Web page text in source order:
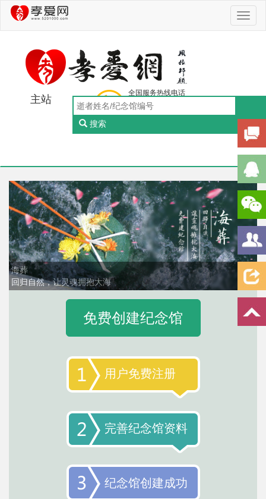
主站
搜索
全国服务热线电话
0756-5505888
工作日：9:00-18:00（周一至周五）
2 / 2
海葬
回归自然，让灵魂拥抱大海
免费创建纪念馆
用户免费注册
完善纪念馆资料
纪念馆创建成功